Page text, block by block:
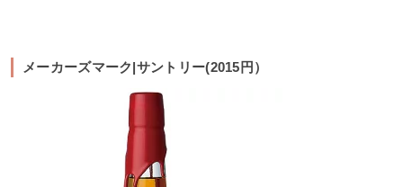
メーカーズマーク|サントリー(2015円）